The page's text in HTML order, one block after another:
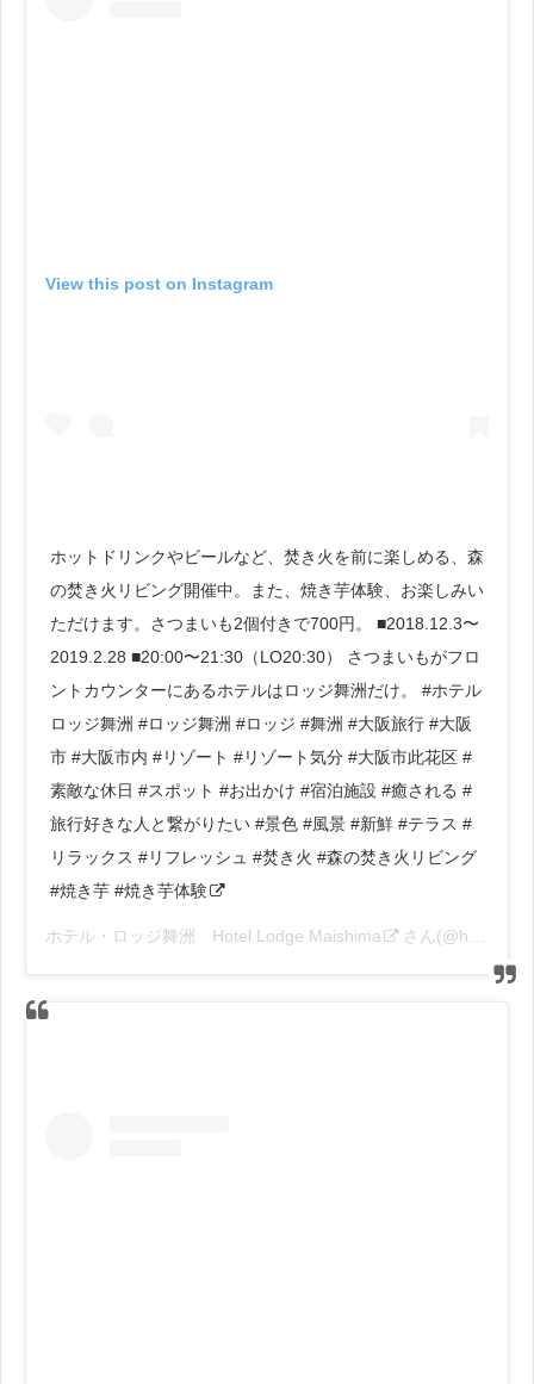
View this post on Instagram
ホットドリンクやビールなど、焚き火を前に楽しめる、森
の焚き火リビング開催中。また、焼き芋体験、お楽しみい
ただけます。さつまいも2個付きで700円。 ■2018.12.3〜
2019.2.28 ■20:00〜21:30（LO20:30） さつまいもがフロ
ントカウンターにあるホテルはロッジ舞洲だけ。 #ホテル
ロッジ舞洲 #ロッジ舞洲 #ロッジ #舞洲 #大阪旅行 #大阪
市 #大阪市内 #リゾート #リゾート気分 #大阪市此花区 #
素敵な休日 #スポット #お出かけ #宿泊施設 #癒される #
旅行好きな人と繋がりたい #景色 #風景 #新鮮 #テラス #
リラックス #リフレッシュ #焚き火 #森の焚き火リビング
#焼き芋 #焼き芋体験
ホテル・ロッジ舞洲 Hotel Lodge Maishima さん(@hotel_lodge_maishima)がシェアした投稿 –